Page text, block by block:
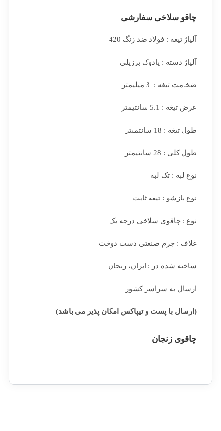
چاقو سلاخی سفارشی
آلیاژ تیغه : فولاد ضد زنگ 420
آلیاژ دسته : پادوک برزیلی
ضخامت تیغه : 3 میلیمتر
عرض تیغه : 5.1 سانتیمتر
طول تیغه : 18 سانتمیتر
طول کلی : 28 سانتیمتر
نوع لبه : تک لبه
نوع بازشو : تیغه ثابت
نوع : چاقوی سلاخی درجه یک
غلاف : چرم صنعتی دست دوخت
ساخته شده در : ایران، زنجان
ارسال به سراسر کشور
(ارسال با پست و تیپاکس امکان پذیر می باشد)
چاقوی زنجان